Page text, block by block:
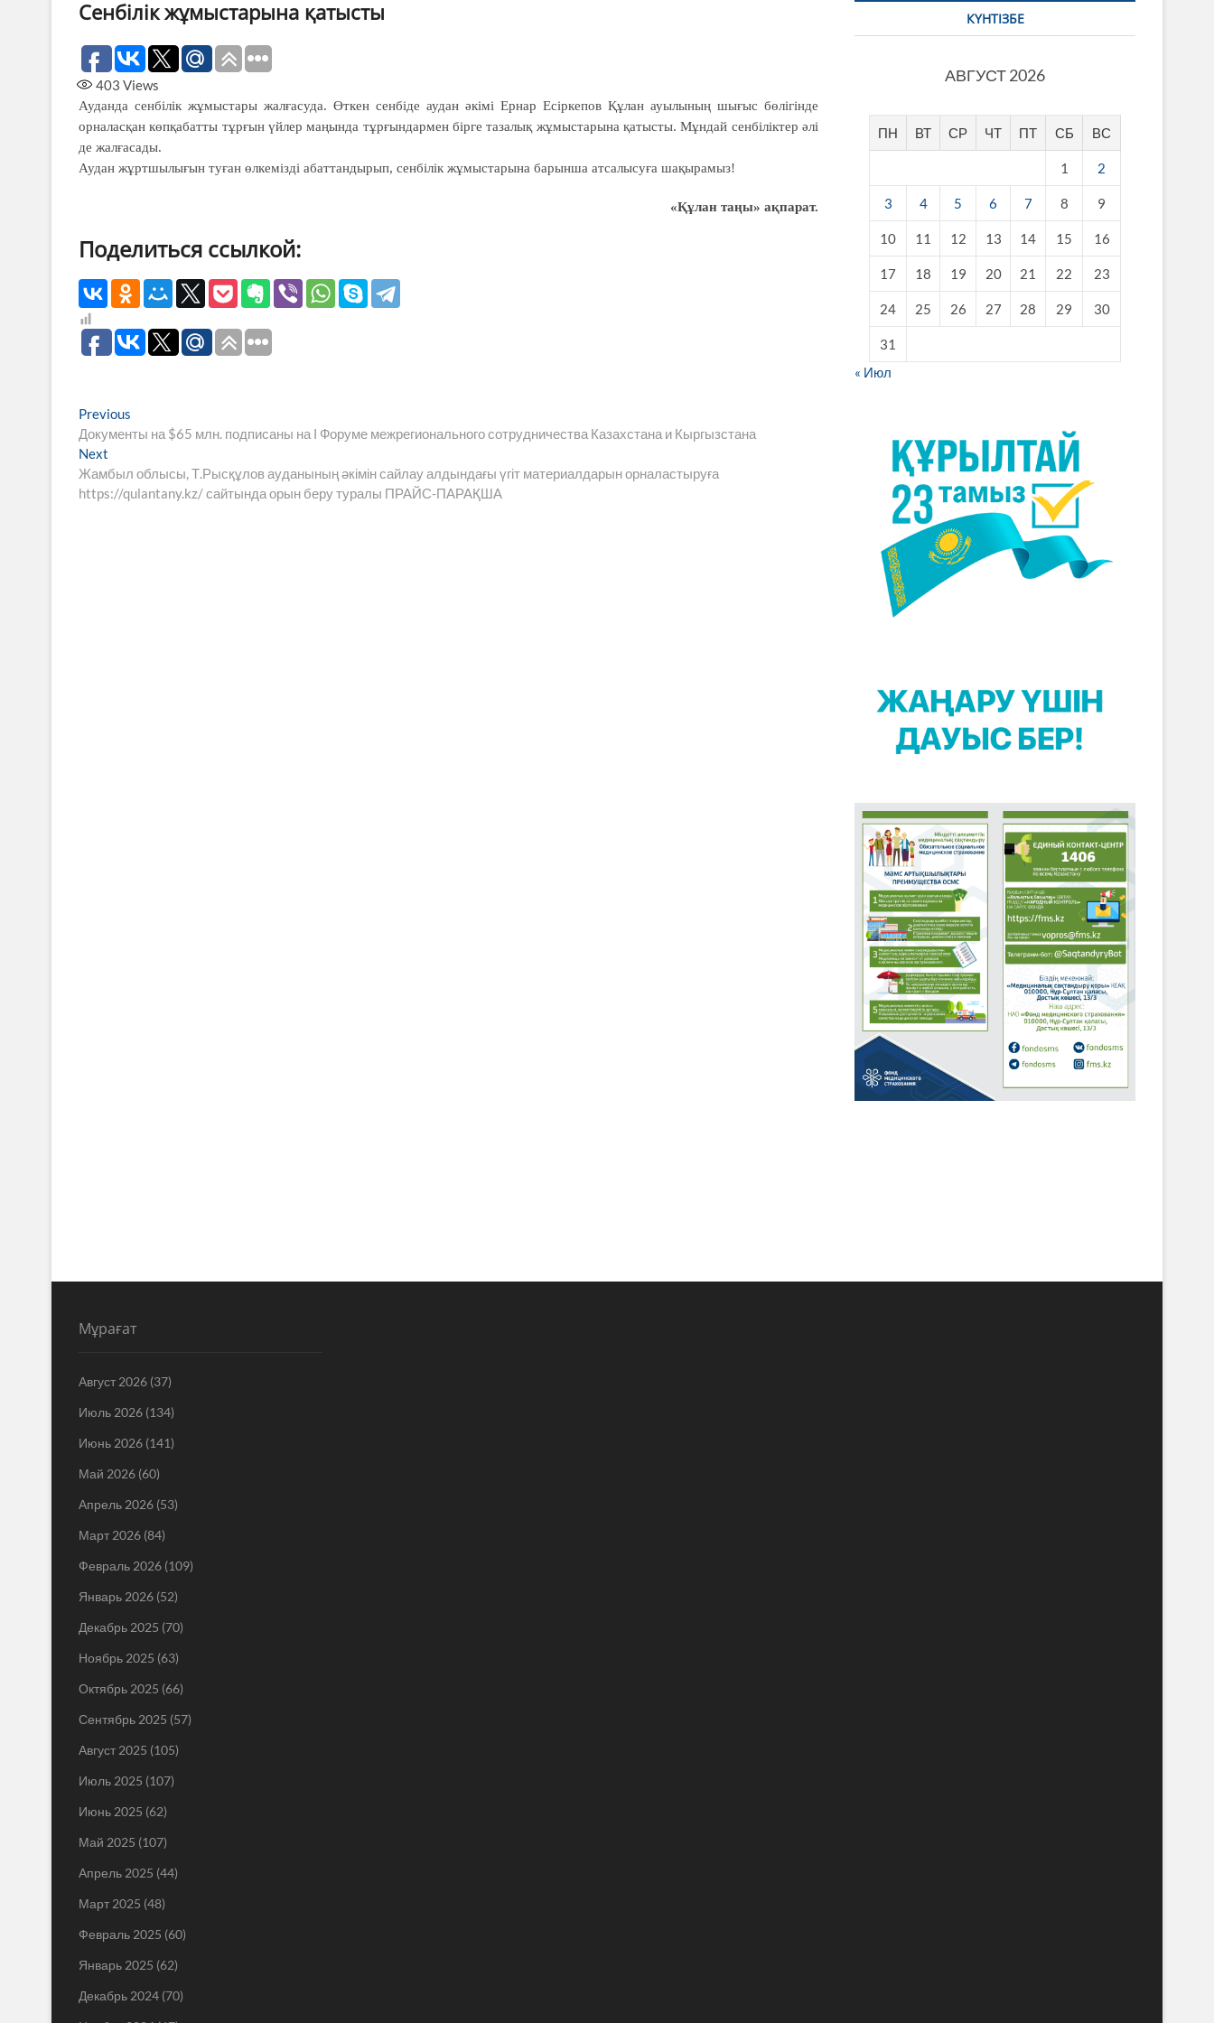
Сенбілік жұмыстарына қатысты
403 Views
Ауданда сенбілік жұмыстары жалғасуда. Өткен сенбіде аудан әкімі Ернар Есіркепов Құлан ауылының шығыс бөлігінде
орналасқан көпқабатты тұрғын үйлер маңында тұрғындармен бірге тазалық жұмыстарына қатысты. Мұндай сенбіліктер әлі
де жалғасады.
Аудан жұртшылығын туған өлкемізді абаттандырып, сенбілік жұмыстарына барынша атсалысуға шақырамыз!
«Құлан таңы» ақпарат.
Поделиться ссылкой:
Навигация
по
записям
Previous
post:
Документы на $65 млн. подписаны на І Форуме межрегионального сотрудничества Казахстана и Кыргызстана
Next
post:
Жамбыл облысы, Т.Рысқұлов ауданының әкімін сайлау алдындағы үгіт материалдарын орналастыруға
https://qulantany.kz/ сайтында орын беру туралы ПРАЙС-ПАРАҚША
КҮНТІЗБЕ
АВГУСТ 2026
ПН ВТ СР ЧТ ПТ СБ ВС
1 2
3 4 5 6 7 8 9
10 11 12 13 14 15 16
17 18 19 20 21 22 23
24 25 26 27 28 29 30
31
« Июл
Мұрағат
Август 2026 (37)
Июль 2026 (134)
Июнь 2026 (141)
Май 2026 (60)
Апрель 2026 (53)
Март 2026 (84)
Февраль 2026 (109)
Январь 2026 (52)
Декабрь 2025 (70)
Ноябрь 2025 (63)
Октябрь 2025 (66)
Сентябрь 2025 (57)
Август 2025 (105)
Июль 2025 (107)
Июнь 2025 (62)
Май 2025 (107)
Апрель 2025 (44)
Март 2025 (48)
Февраль 2025 (60)
Январь 2025 (62)
Декабрь 2024 (70)